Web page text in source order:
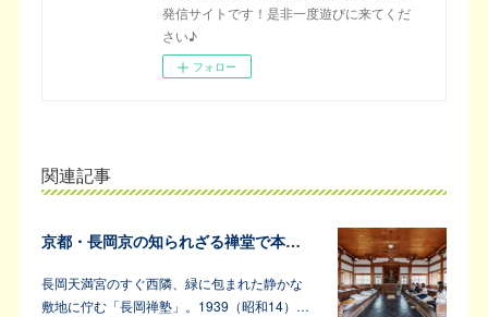
発信サイトです！是非一度遊びに来てくだ
さい♪
フォロー
関連記事
京都・長岡京の知られざる禅堂で本格的な坐禅体験
長岡天満宮のすぐ西隣、緑に包まれた静かな
敷地に佇む「長岡禅塾」。1939（昭和14）…